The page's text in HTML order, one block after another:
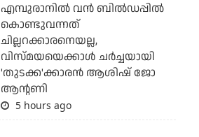
എമ്പുരാനില്‍ വന്‍ ബില്‍ഡപ്പില്‍
കൊണ്ടുവന്നത്
ചില്ലറക്കാരനെയല്ല,
വിസ്മയയെക്കാള്‍ ചര്‍ച്ചയായി
'തുടക്ക'ക്കാരന്‍ ആശിഷ് ജോ
ആന്റണി
5 hours ago